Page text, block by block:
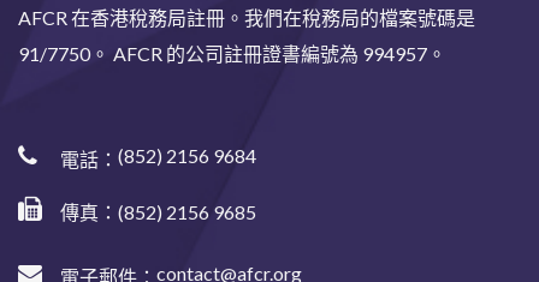
AFCR 在香港稅務局註冊。我們在稅務局的檔案號碼是
91/7750。 AFCR 的公司註冊證書編號為 994957。
電話： (852) 2156 9684
傳真：(852) 2156 9685
電子郵件： contact@afcr.org